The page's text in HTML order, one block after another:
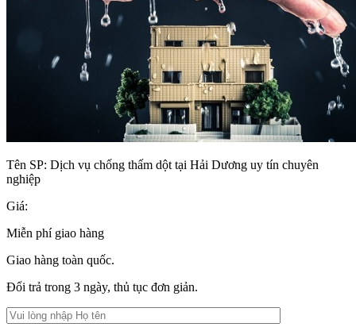
Tên SP: Dịch vụ chống thấm dột tại Hải Dương uy tín chuyên
nghiệp
Giá:
Miễn phí giao hàng
Giao hàng toàn quốc.
Đổi trả trong 3 ngày, thủ tục đơn giản.